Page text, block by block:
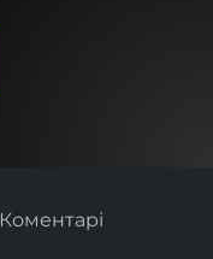
Коментарі